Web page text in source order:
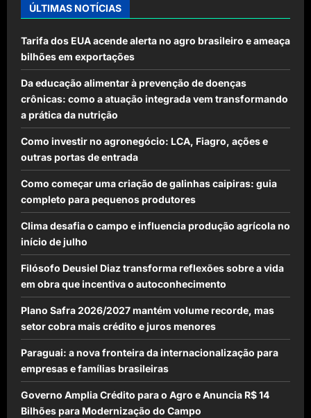
ÚLTIMAS NOTÍCIAS
Tarifa dos EUA acende alerta no agro brasileiro e ameaça
bilhões em exportações
Da educação alimentar à prevenção de doenças
crônicas: como a atuação integrada vem transformando
a prática da nutrição
Como investir no agronegócio: LCA, Fiagro, ações e
outras portas de entrada
Como começar uma criação de galinhas caipiras: guia
completo para pequenos produtores
Clima desafia o campo e influencia produção agrícola no
início de julho
Filósofo Deusiel Diaz transforma reflexões sobre a vida
em obra que incentiva o autoconhecimento
Plano Safra 2026/2027 mantém volume recorde, mas
setor cobra mais crédito e juros menores
Paraguai: a nova fronteira da internacionalização para
empresas e famílias brasileiras
Governo Amplia Crédito para o Agro e Anuncia R$ 14
Bilhões para Modernização do Campo